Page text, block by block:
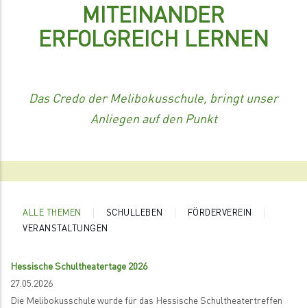
MITEINANDER
ERFOLGREICH LERNEN
Das Credo der Melibokusschule, bringt unser
Anliegen auf den Punkt
ALLE THEMEN SCHULLEBEN
FÖRDERVEREIN
VERANSTALTUNGEN
Hessische Schultheatertage 2026
27.05.2026
Die Melibokusschule wurde für das Hessische Schultheatertreffen